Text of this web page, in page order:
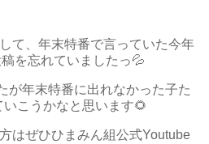
て、年末特番で言っていた今年
を忘れていましたっ💦
が年末特番に出れなかった子た
いこうかなと思います🌻
はぜひひまみん組公式Youtube